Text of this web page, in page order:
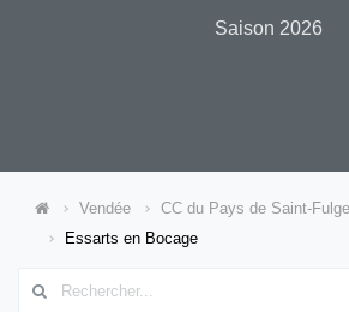
Saison 2026
Vendée
CC du Pays de Saint-
Essarts en Bocage